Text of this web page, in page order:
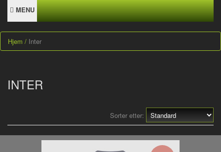
MENU
Hjem Inter
INTER
Sorter etter: